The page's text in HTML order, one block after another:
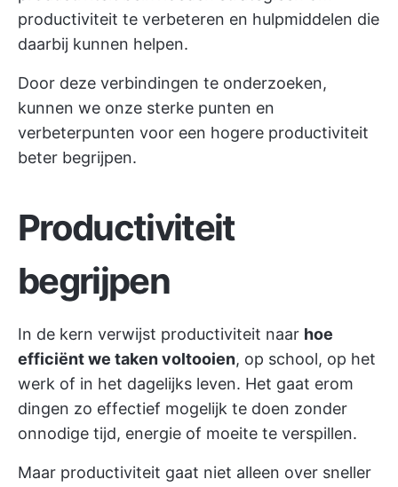
productiviteit te verbeteren en hulpmiddelen die
daarbij kunnen helpen.
Door deze verbindingen te onderzoeken,
kunnen we onze sterke punten en
verbeterpunten voor een hogere productiviteit
beter begrijpen.
Productiviteit
begrijpen
In de kern verwijst productiviteit naar hoe
efficiënt we taken voltooien, op school, op het
werk of in het dagelijks leven. Het gaat erom
dingen zo effectief mogelijk te doen zonder
onnodige tijd, energie of moeite te verspillen.
Maar productiviteit gaat niet alleen over sneller